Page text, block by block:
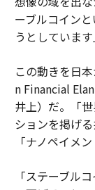
ーブルコイン
うとしています
この動きを日
n Financial
井上）だ。「
ションを掲げ
「ナノペイメ
「ステーブル